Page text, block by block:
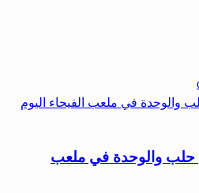
حلب والوحدة في ملعب